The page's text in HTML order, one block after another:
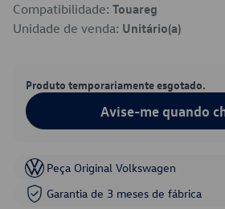
Compatibilidade: Touareg
Unidade de venda: Unitário(a)
Produto temporariamente esgotado.
Avise-me quando
Peça Original Volkswagen
Garantia de 3 meses de fábrica